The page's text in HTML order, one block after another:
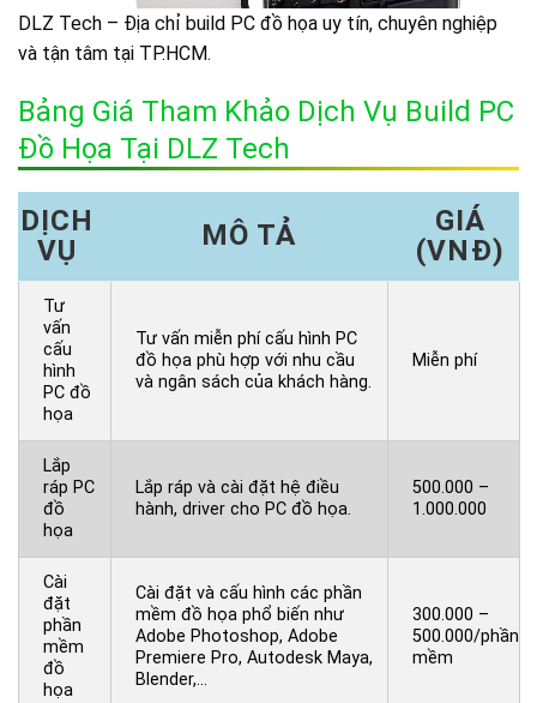
DLZ Tech – Địa chỉ build PC đồ họa uy tín, chuyên nghiệp
và tận tâm tại TP.HCM.
Bảng Giá Tham Khảo Dịch Vụ Build PC
Đồ Họa Tại DLZ Tech
DỊCH
VỤ
MÔ TẢ
GIÁ
(VNĐ)
Tư
vấn
cấu
hình
PC đồ
họa
Tư vấn miễn phí cấu hình PC
đồ họa phù hợp với nhu cầu
và ngân sách của khách hàng.
Miễn phí
Lắp
ráp PC
đồ
họa
Lắp ráp và cài đặt hệ điều
hành, driver cho PC đồ họa.
500.000 –
1.000.000
Cài
đặt
phần
mềm
đồ
họa
Cài đặt và cấu hình các phần
mềm đồ họa phổ biến như
Adobe Photoshop, Adobe
Premiere Pro, Autodesk Maya,
Blender,…
300.000 –
500.000/phần
mềm